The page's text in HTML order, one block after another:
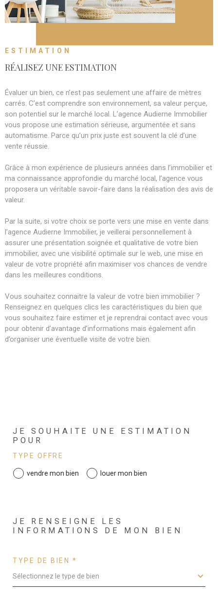
CONTACT
ESTIMATION
RÉALISEZ UNE ESTIMATION
Évaluer un bien, ce n’est pas seulement une affaire de mètres
carrés. C’est comprendre son environnement, sa valeur perçue,
son potentiel sur le marché local. L’agence Audierne Immobilier
vous propose une estimation sérieuse, argumentée et sans
automatisme. Parce qu’un prix juste est souvent la clé d’une
vente réussie.
Grâce à mon expérience de plusieurs années dans l’immobilier et
ma connaissance approfondie du marché local, l’agence vous
proposera un véritable savoir-faire dans la réalisation des avis de
valeur.
Par la suite, si votre choix se porte vers une mise en vente dans
l’agence Audierne Immobilier, je veillerai personnellement à
assurer une présentation soignée et qualitative de votre bien
immobilier, avec une visibilité optimale sur le web, une mise en
valeur de votre propriété afin maximiser vos chances de vendre
dans les meilleures conditions.
Vous souhaitez connaitre la valeur de votre bien immobilier ?
Renseignez en quelques clics les caractéristiques du bien que
vous souhaitez faire estimer et je reprendrai contact avec vous
pour obtenir d’avantage d’informations mais également afin
d’organiser une éventuelle visite de votre bien.
JE SOUHAITE UNE ESTIMATION
POUR
TYPE OFFRE
vendre mon bien louer mon bien
JE RENSEIGNE LES
INFORMATIONS DE MON BIEN
TYPE DE BIEN *
Sélectionnez le type de bien